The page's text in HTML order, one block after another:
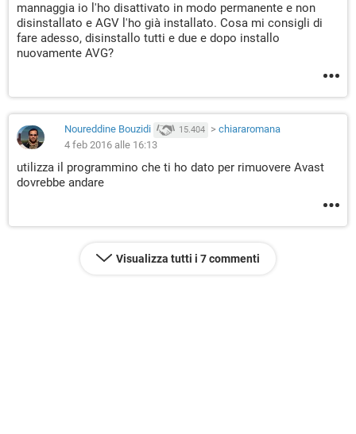
mannaggia io l'ho disattivato in modo permanente e non
disinstallato e AGV l'ho già installato. Cosa mi consigli di
fare adesso, disinstallo tutti e due e dopo installo
nuovamente AVG?
Noureddine Bouzidi 15.404 > chiararomana
4 feb 2016 alle 16:13
utilizza il programmino che ti ho dato per rimuovere Avast
dovrebbe andare
Visualizza tutti i 7 commenti